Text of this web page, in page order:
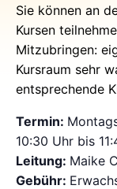
Sie können an
Kursen
Mitzubringen:
Kursraum sehr
entsprechende
Termin:
10:30 Uhr bis
Leitung: Maike
Gebühr: